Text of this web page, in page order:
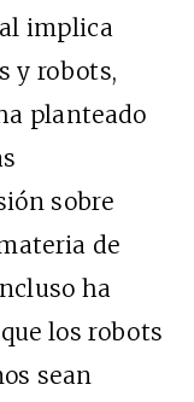
implica
y robots,
planteado
sobre
de
ha
los robots
sean